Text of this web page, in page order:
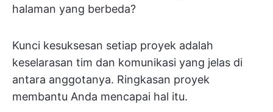
halaman yang berbeda?
Kunci kesuksesan setiap proyek adalah
keselarasan tim dan komunikasi yang jelas di
antara anggotanya. Ringkasan proyek
membantu Anda mencapai hal itu.